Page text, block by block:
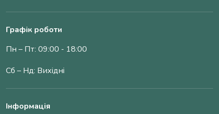
Графік роботи
Пн – Пт: 09:00 - 18:00
Сб – Нд: Вихідні
Інформація